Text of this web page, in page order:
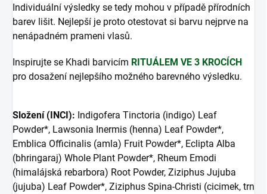
Individuální výsledky se tedy mohou v případě přírodních
barev lišit. Nejlepší je proto otestovat si barvu nejprve na
nenápadném prameni vlasů.
Inspirujte se Khadi barvicím RITUÁLEM VE 3 KROCÍCH
pro dosažení nejlepšího možného barevného výsledku.
Složení (INCI): Indigofera Tinctoria (indigo) Leaf
Powder*, Lawsonia Inermis (henna) Leaf Powder*,
Emblica Officinalis (amla) Fruit Powder*, Eclipta Alba
(bhringaraj) Whole Plant Powder*, Rheum Emodi
(himalájská rebarbora) Root Powder, Ziziphus Jujuba
(jujuba) Leaf Powder*, Ziziphus Spina-Christi (cicimek, trn